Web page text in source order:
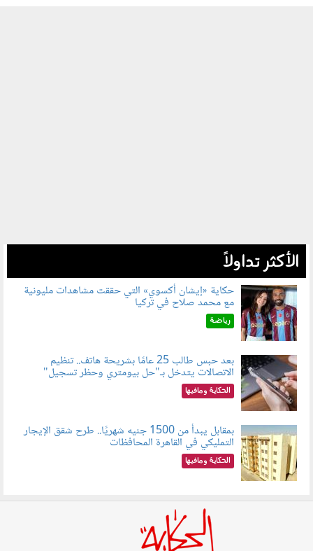
الأكثر تداولاً
080802.jpg
حكاية «إيشان أكسوي» التي حققت مشاهدات مليونية
مع محمد صلاح في تركيا
رياضة
080803.jpg
بعد حبس طالب 25 عامًا بشريحة هاتف.. تنظيم
الاتصالات يتدخل بـ"حل بيومتري وحظر تسجيل"
الحكاية ومافيها
080801.jpg
بمقابل يبدأ من 1500 جنيه شهريًا.. طرح شقق الإيجار
التمليكي في القاهرة المحافظات
الحكاية ومافيها